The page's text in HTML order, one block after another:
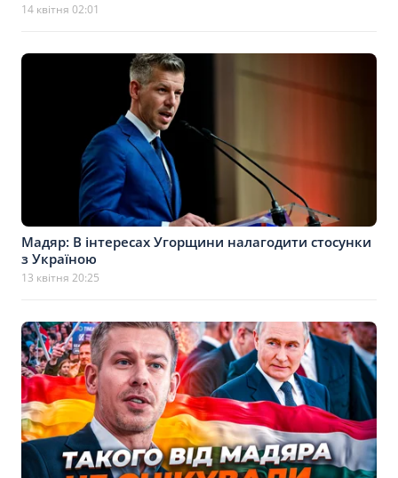
14 квітня 02:01
Мадяр: В інтересах Угорщини налагодити стосунки
з Україною
13 квітня 20:25